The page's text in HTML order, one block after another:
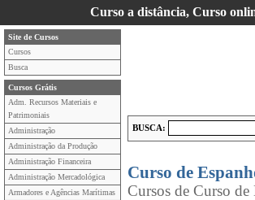
Curso a distância, Curso
Site de Cursos
Cursos
Busca
Cursos Grátis
Adm. Recursos Materiais e
Patrimoniais
Administração
Administração da Produção
Administração Financeira
Administração Mercadológica
Armadores e Agências Marítimas
BUSCA:
Curso de
Cursos de Curso